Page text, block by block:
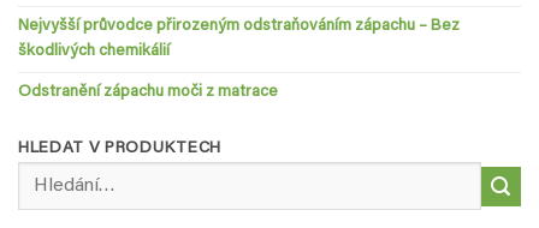
Nejvyšší průvodce přirozeným odstraňováním zápachu – Bez
škodlivých chemikálií
Odstranění zápachu moči z matrace
HLEDAT V PRODUKTECH